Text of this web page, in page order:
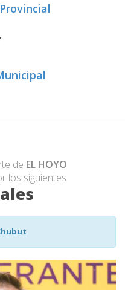
de EL HOYO
los siguientes